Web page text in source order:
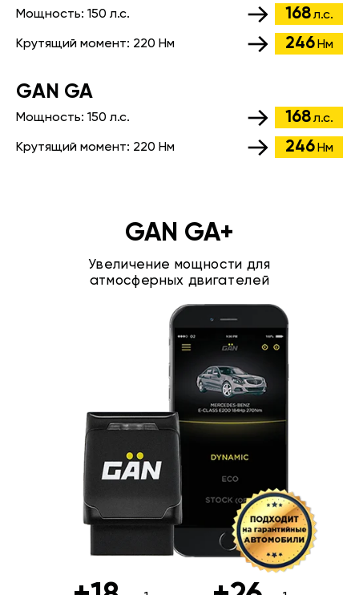
Мощность: 150 л.с. 168 л.с.
Крутящий момент: 220 Нм 246 Нм
GАN GA
Мощность: 150 л.с. 168 л.с.
Крутящий момент: 220 Нм 246 Нм
GAN GA+
Увеличение мощности для
атмосферных двигателей